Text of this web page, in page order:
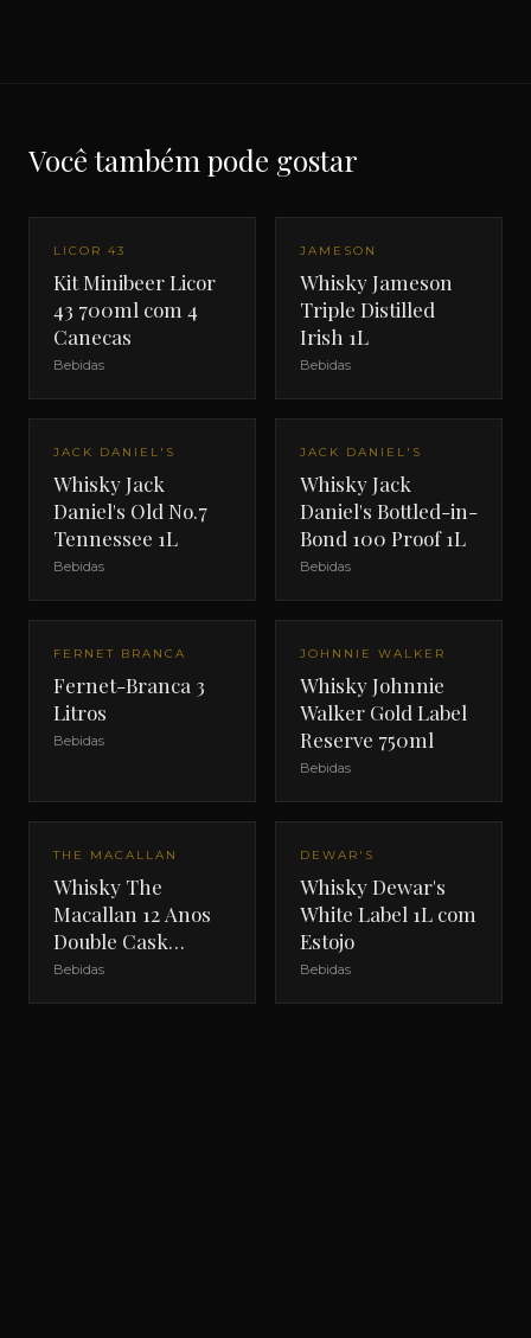
Você também pode gostar
LICOR 43
Kit Minibeer Licor
43 700ml com 4
Canecas
Bebidas
JAMESON
Whisky Jameson
Triple Distilled
Irish 1L
Bebidas
JACK DANIEL'S
Whisky Jack
Daniel's Old No.7
Tennessee 1L
Bebidas
JACK DANIEL'S
Whisky Jack
Daniel's Bottled-in-
Bond 100 Proof 1L
Bebidas
FERNET BRANCA
Fernet-Branca 3
Litros
Bebidas
JOHNNIE WALKER
Whisky Johnnie
Walker Gold Label
Reserve 750ml
Bebidas
THE MACALLAN
Whisky The
Macallan 12 Anos
Double Cask
700ml com Estojo
Bebidas
DEWAR'S
Whisky Dewar's
White Label 1L com
Estojo
Bebidas